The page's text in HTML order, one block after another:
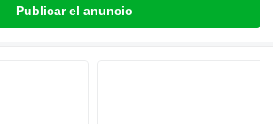
Publicar el anuncio